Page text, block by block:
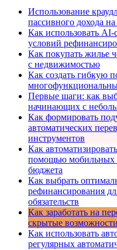
Использование
пассивного дохода
Как использовать
условий
Как покупать жилье
с недвижимостью
Как создать гибкую
Первые шаги: как
начинающих с
Как формировать
автоматических
инструментов
Как
помощью мобильных
бюджета
Как выбрать
рефинансирования
обязательств
Как заработать на
скрытые возможности
Как использовать
регулярных